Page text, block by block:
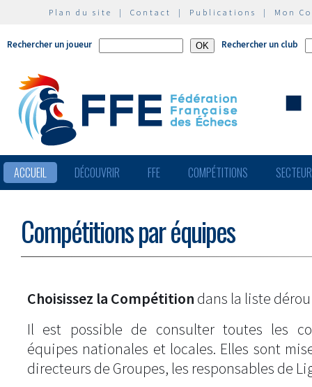
Plan du site | Contact | Publications | Mon
Rechercher un joueur Rechercher un club
ACCUEIL DÉCOUVRIR FFE COMPÉTITIONS
Compétitions par équipes
Choisissez la Compétition dans la liste
Il est possible de consulter toutes les
équipes nationales et locales. Elles sont
directeurs de Groupes, les responsables de